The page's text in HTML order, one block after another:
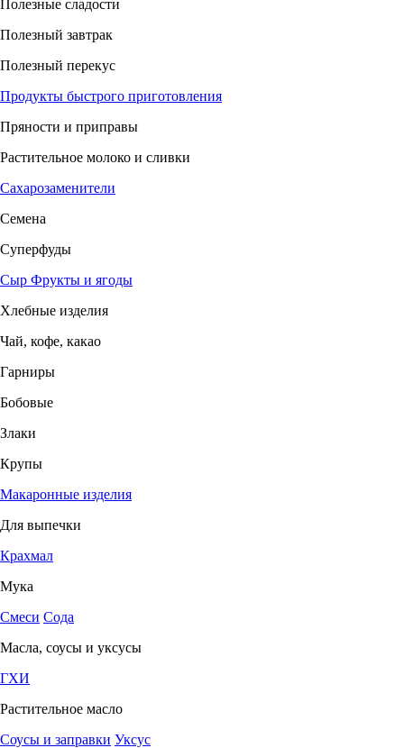
Полезные сладости
Полезный завтрак
Полезный перекус
Продукты быстрого приготовления
Пряности и приправы
Растительное молоко и сливки
Сахарозаменители
Семена
Суперфуды
Сыр Фрукты и ягоды
Хлебные изделия
Чай, кофе, какао
Гарниры
Бобовые
Злаки
Крупы
Макаронные изделия
Для выпечки
Крахмал
Мука
Смеси Сода
Масла, соусы и уксусы
ГХИ
Растительное масло
Соусы и заправки Уксус